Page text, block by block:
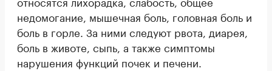
недомогание, мышечная боль, головная боль и
боль в горле. За ними следуют рвота, диарея,
боль в животе, сыпь, а также симптомы
нарушения функций почек и печени.